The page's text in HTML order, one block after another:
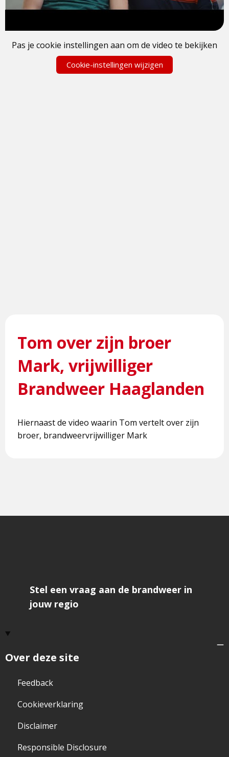
Pas je cookie instellingen aan om de video te bekijken
Cookie-instellingen wijzigen
Tom over zijn broer
Mark, vrijwilliger
Brandweer Haaglanden
Hiernaast de video waarin Tom vertelt over zijn
broer, brandweervrijwilliger Mark
Over deze site
Feedback
Cookieverklaring
Disclaimer
Responsible Disclosure
Stel een vraag aan de brandweer in
jouw regio